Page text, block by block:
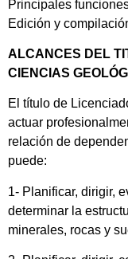
Principales
Edición y
ALCANCES DEL
CIENCIAS
El título de
actuar
relación de
puede:
1- Planificar, dirigir,
determinar la
minerales, rocas y